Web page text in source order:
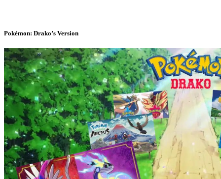
Pokémon: Drako’s Version